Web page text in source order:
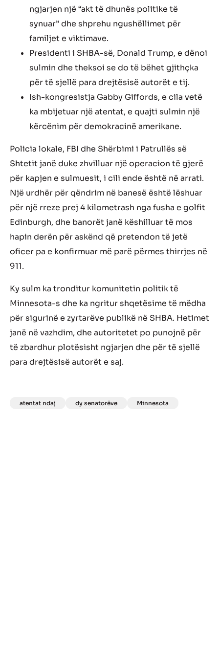
ngjarjen një “akt të dhunës politike të
synuar” dhe shprehu ngushëllimet për
familjet e viktimave.
Presidenti i SHBA-së, Donald Trump, e dënoi
sulmin dhe theksoi se do të bëhet gjithçka
për të sjellë para drejtësisë autorët e tij.
Ish-kongresistja Gabby Giffords, e cila vetë
ka mbijetuar një atentat, e quajti sulmin një
kërcënim për demokracinë amerikane.
Policia lokale, FBI dhe Shërbimi i Patrullës së
Shtetit janë duke zhvilluar një operacion të gjerë
për kapjen e sulmuesit, i cili ende është në arrati.
Një urdhër për qëndrim në banesë është lëshuar
për një rreze prej 4 kilometrash nga fusha e golfit
Edinburgh, dhe banorët janë këshilluar të mos
hapin derën për askënd që pretendon të jetë
oficer pa e konfirmuar më parë përmes thirrjes në
911.
Ky sulm ka tronditur komunitetin politik të
Minnesota-s dhe ka ngritur shqetësime të mëdha
për sigurinë e zyrtarëve publikë në SHBA. Hetimet
janë në vazhdim, dhe autoritetet po punojnë për
të zbardhur plotësisht ngjarjen dhe për të sjellë
para drejtësisë autorët e saj.
atentat ndaj dy senatorëve Minnesota